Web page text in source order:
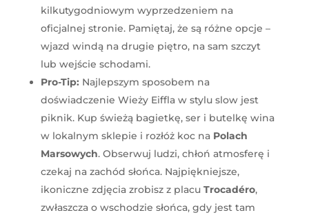
kilkutygodniowym wyprzedzeniem na
oficjalnej stronie. Pamiętaj, że są różne opcje –
wjazd windą na drugie piętro, na sam szczyt
lub wejście schodami.
Pro-Tip: Najlepszym sposobem na
doświadczenie Wieży Eiffla w stylu slow jest
piknik. Kup świeżą bagietkę, ser i butelkę wina
w lokalnym sklepie i rozłóż koc na Polach
Marsowych. Obserwuj ludzi, chłoń atmosferę i
czekaj na zachód słońca. Najpiękniejsze,
ikoniczne zdjęcia zrobisz z placu Trocadéro,
zwłaszcza o wschodzie słońca, gdy jest tam